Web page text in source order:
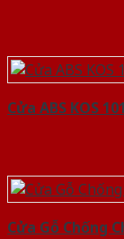
Cửa ABS KOS
Cửa Gỗ Chống